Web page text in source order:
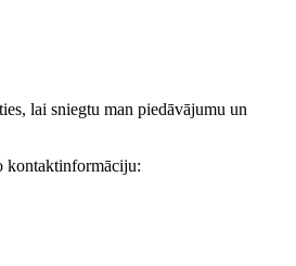
lai sniegtu man piedāvājumu un
kontaktinformāciju: